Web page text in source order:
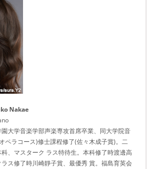
Nakae
大学音楽学部声楽専攻首席卒業、同大学院音
ペラコース)修士課程修了(佐々木成子賞)。二
、マスターク ラス特待生。本科修了時渡邊高
ス修了時川崎靜子賞、最優秀 賞。福島育英会